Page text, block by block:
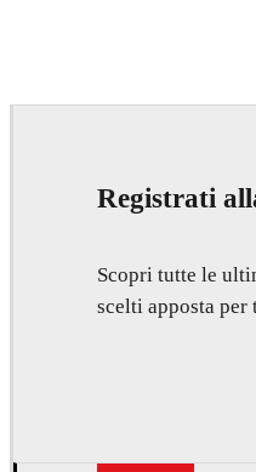
Registrati
Scopri tutte le
scelti apposta per